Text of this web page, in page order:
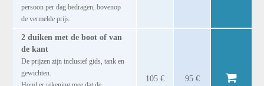
persoon per dag bedragen, bovenop
de vermelde prijs.
2 duiken met de boot of van
de kant
De prijzen zijn inclusief gids, tank en
gewichten.
105 € 95 €